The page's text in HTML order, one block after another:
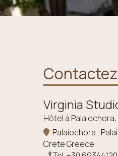
Virginia
Hôtel à
Palaiochóra ,
Crete Greece